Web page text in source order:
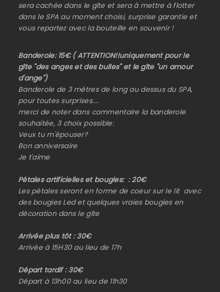
sera cachée dans le gîte et sera à mettre à flotter
dans le SPA au moment choisi, surprise garantie et
vous repartez avec la bouteille en souvenir !
Banderole: 15€ ( ATTENTION!!uniquement pour le
gîte "des anges et des bulles" et le gîte "un amour
d'ange")
Banderole de 3 mètres de long au dessus du SPA,
pour toutes surprises....
merci de noter dans commentaire la banderole
souhaitée, 3 choix possible:
Veux tu m'épouser?
Bon anniversaire
Je t'aime
Pétales artificielles et bougies: : 20€
Les pétales seront en forme de coeur sur le lit avec
des bougies Led et quelques vraies bougies en
décoration dans le gîte
Arrivée plus tôt : 30€
Arrivée à 15H30 au lieu de 17h
Départ tardif : 30€
Départ à 13h00 au lieu de 11h30